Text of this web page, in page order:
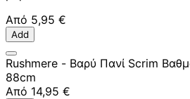
Από 5,95 €
Add
Rushmere - Βαρύ Πανί Scrim
88cm
Από 14,95 €